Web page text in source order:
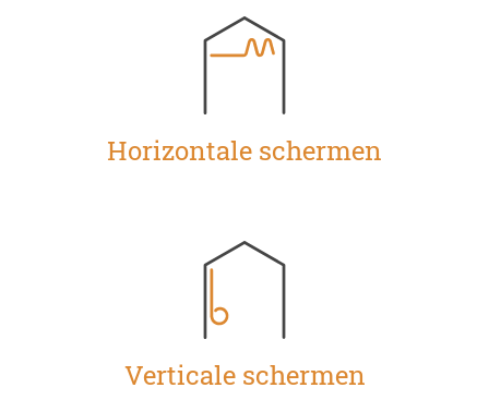
Horizontale schermen
Verticale schermen